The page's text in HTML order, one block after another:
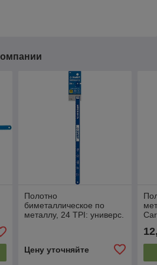
Полотно
биметаллическое по
металлу, 24 TPI: универс.
Цену уточняйте